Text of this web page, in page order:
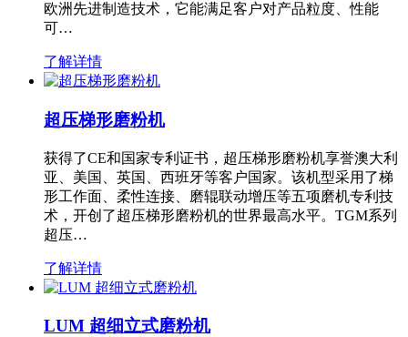
欧洲先进制造技术，它能满足客户对产品粒度、性能
可…
了解详情
超压梯形磨粉机
获得了CE和国家专利证书，超压梯形磨粉机享誉澳大利
亚、美国、英国、西班牙等客户国家。该机型采用了梯
形工作面、柔性连接、磨辊联动增压等五项磨机专利技
术，开创了超压梯形磨粉机的世界最高水平。TGM系列
超压…
了解详情
LUM 超细立式磨粉机